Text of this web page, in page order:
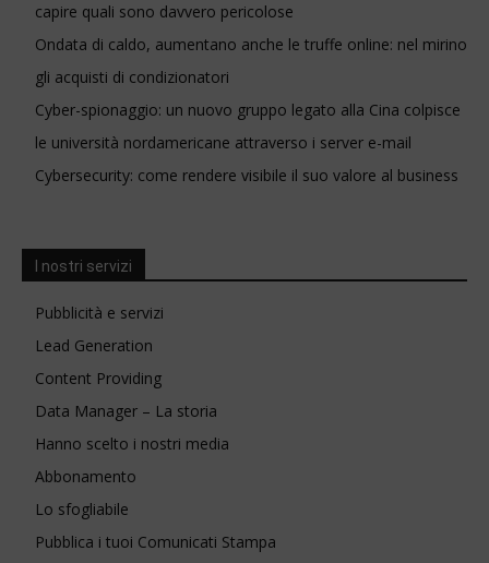
capire quali sono davvero pericolose
Ondata di caldo, aumentano anche le truffe online: nel mirino
gli acquisti di condizionatori
Cyber-spionaggio: un nuovo gruppo legato alla Cina colpisce
le università nordamericane attraverso i server e-mail
Cybersecurity: come rendere visibile il suo valore al business
I nostri servizi
Pubblicità e servizi
Lead Generation
Content Providing
Data Manager – La storia
Hanno scelto i nostri media
Abbonamento
Lo sfogliabile
Pubblica i tuoi Comunicati Stampa